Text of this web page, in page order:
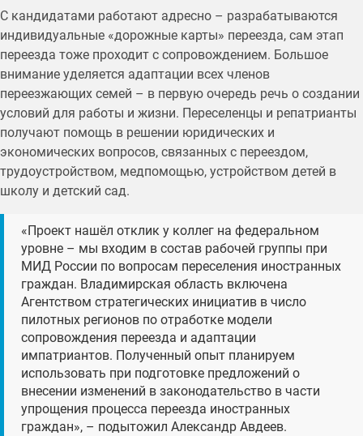
С кандидатами работают адресно – разрабатываются
индивидуальные «дорожные карты» переезда, сам этап
переезда тоже проходит с сопровождением. Большое
внимание уделяется адаптации всех членов
переезжающих семей – в первую очередь речь о создании
условий для работы и жизни. Переселенцы и репатрианты
получают помощь в решении юридических и
экономических вопросов, связанных с переездом,
трудоустройством, медпомощью, устройством детей в
школу и детский сад.
«Проект нашёл отклик у коллег на федеральном
уровне – мы входим в состав рабочей группы при
МИД России по вопросам переселения иностранных
граждан. Владимирская область включена
Агентством стратегических инициатив в число
пилотных регионов по отработке модели
сопровождения переезда и адаптации
импатриантов. Полученный опыт планируем
использовать при подготовке предложений о
внесении изменений в законодательство в части
упрощения процесса переезда иностранных
граждан», – подытожил Александр Авдеев.